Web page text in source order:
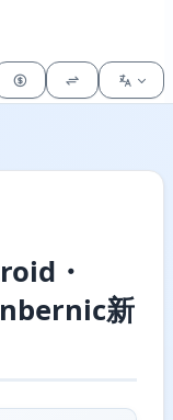
・
新